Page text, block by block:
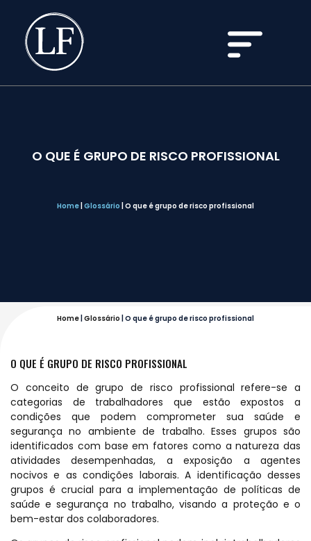
O QUE É GRUPO DE RISCO PROFISSIONAL
Home Glossário O que é grupo de risco profissional
Home Glossário O que é grupo de risco profissional
O QUE É GRUPO DE RISCO PROFISSIONAL
O conceito de grupo de risco profissional refere-se a
categorias de trabalhadores que estão expostos a
condições que podem comprometer sua saúde e
segurança no ambiente de trabalho. Esses grupos são
identificados com base em fatores como a natureza das
atividades desempenhadas, a exposição a agentes
nocivos e as condições laborais. A identificação desses
grupos é crucial para a implementação de políticas de
saúde e segurança no trabalho, visando a proteção e o
bem-estar dos colaboradores.